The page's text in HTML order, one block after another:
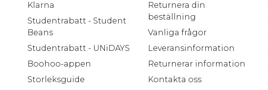
Klarna
Studentrabatt - Student
Beans
Studentrabatt - UNiDAYS
Boohoo-appen
Storleksguide
Returnera din
beställning
Vanliga frågor
Leveransinformation
Returnerar information
Kontakta oss